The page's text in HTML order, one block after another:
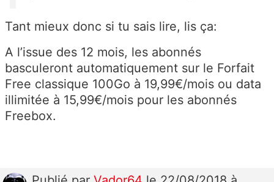
Tant mieux donc si tu sais lire, lis ça:
A l’issue des 12 mois, les abonnés
basculeront automatiquement sur le Forfait
Free classique 100Go à 19,99€/mois ou data
illimitée à 15,99€/mois pour les abonnés
Freebox.